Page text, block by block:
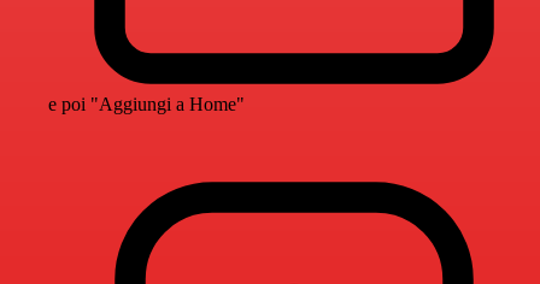
e poi "Aggiungi a Home"